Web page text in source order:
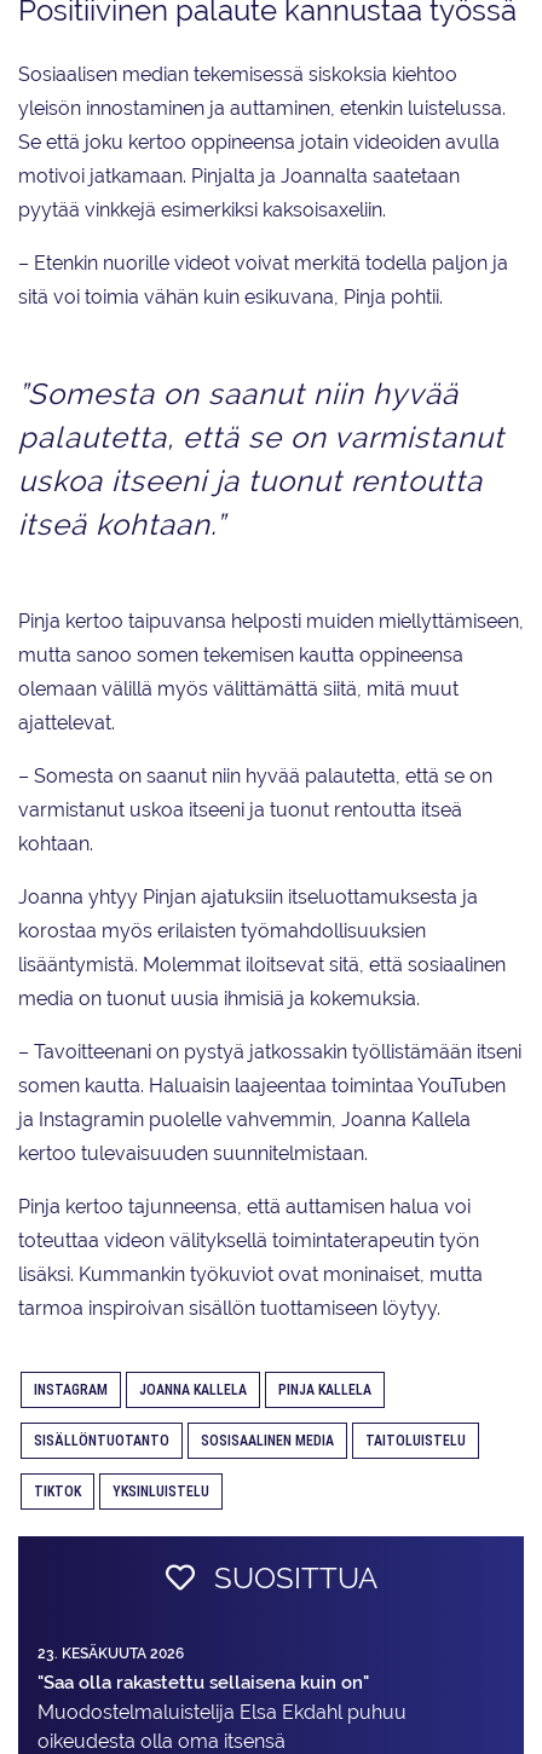
Positiivinen palaute kannustaa työssä
Sosiaalisen median tekemisessä siskoksia kiehtoo
yleisön innostaminen ja auttaminen, etenkin luistelussa.
Se että joku kertoo oppineensa jotain videoiden avulla
motivoi jatkamaan. Pinjalta ja Joannalta saatetaan
pyytää vinkkejä esimerkiksi kaksoisaxeliin.
– Etenkin nuorille videot voivat merkitä todella paljon ja
sitä voi toimia vähän kuin esikuvana, Pinja pohtii.
”Somesta on saanut niin hyvää
palautetta, että se on varmistanut
uskoa itseeni ja tuonut rentoutta
itseä kohtaan.”
Pinja kertoo taipuvansa helposti muiden miellyttämiseen,
mutta sanoo somen tekemisen kautta oppineensa
olemaan välillä myös välittämättä siitä, mitä muut
ajattelevat.
– Somesta on saanut niin hyvää palautetta, että se on
varmistanut uskoa itseeni ja tuonut rentoutta itseä
kohtaan.
Joanna yhtyy Pinjan ajatuksiin itseluottamuksesta ja
korostaa myös erilaisten työmahdollisuuksien
lisääntymistä. Molemmat iloitsevat sitä, että sosiaalinen
media on tuonut uusia ihmisiä ja kokemuksia.
– Tavoitteenani on pystyä jatkossakin työllistämään itseni
somen kautta. Haluaisin laajeentaa toimintaa YouTuben
ja Instagramin puolelle vahvemmin, Joanna Kallela
kertoo tulevaisuuden suunnitelmistaan.
Pinja kertoo tajunneensa, että auttamisen halua voi
toteuttaa videon välityksellä toimintaterapeutin työn
lisäksi. Kummankin työkuviot ovat moninaiset, mutta
tarmoa inspiroivan sisällön tuottamiseen löytyy.
INSTAGRAM JOANNA KALLELA PINJA KALLELA
SISÄLLÖNTUOTANTO SOSISAALINEN MEDIA TAITOLUISTELU
TIKTOK YKSINLUISTELU
SUOSITTUA
23. KESÄKUUTA 2026
"Saa olla rakastettu sellaisena kuin on"
Muodostelma­luistelija Elsa Ekdahl puhuu
oikeudesta olla oma itsensä